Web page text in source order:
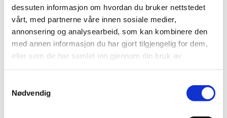
dessuten informasjon om hvordan du bruker nettstedet
vårt, med partnerne våre innen sosiale medier,
annonsering og analysearbeid, som kan kombinere den
med annen informasjon du har gjort tilgjengelig for dem,
eller som de har samlet inn gjennom din bruk av
Nødvendig
Følg med her for oppdateringer og stream:
Fra
mangfoldsledelse til